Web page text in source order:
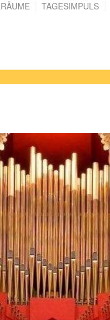
TAGESIMPULS